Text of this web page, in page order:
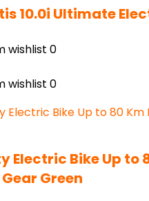
10.0i Ultimate
wishlist 0
wishlist 0
Electric Bike Up to
Green